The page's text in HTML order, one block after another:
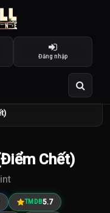
Đăng nhập
5.7 /10
Chết)
TMDB5.7